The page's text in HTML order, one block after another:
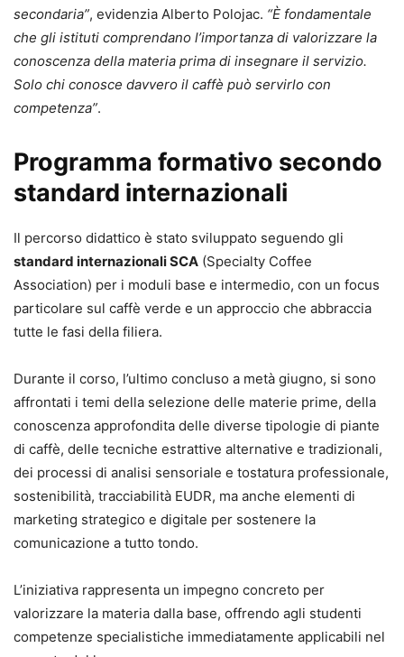
secondaria”, evidenzia Alberto Polojac. “È fondamentale
che gli istituti comprendano l’importanza di valorizzare la
conoscenza della materia prima di insegnare il servizio.
Solo chi conosce davvero il caffè può servirlo con
competenza”.
Programma formativo secondo
standard internazionali
Il percorso didattico è stato sviluppato seguendo gli
standard internazionali SCA (Specialty Coffee
Association) per i moduli base e intermedio, con un focus
particolare sul caffè verde e un approccio che abbraccia
tutte le fasi della filiera.
Durante il corso, l’ultimo concluso a metà giugno, si sono
affrontati i temi della selezione delle materie prime, della
conoscenza approfondita delle diverse tipologie di piante
di caffè, delle tecniche estrattive alternative e tradizionali,
dei processi di analisi sensoriale e tostatura professionale,
sostenibilità, tracciabilità EUDR, ma anche elementi di
marketing strategico e digitale per sostenere la
comunicazione a tutto tondo.
L’iniziativa rappresenta un impegno concreto per
valorizzare la materia dalla base, offrendo agli studenti
competenze specialistiche immediatamente applicabili nel